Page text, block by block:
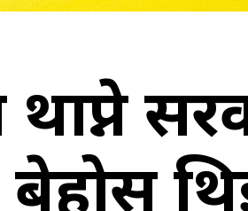
थाप्ने